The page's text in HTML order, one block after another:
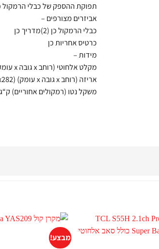
תפוקת ההספק של כבלי הרמקול
אביזרים מצורפים –
כבלי הרמקול כן (2)מדריך כן
כרטיס אחריות כן
מידות –
מקלט אלחוטי (רוחב x גובה x עומק) (100x140x100) מ“מרמקולים (רוחב x גובה x עומק) (175x220x60) מ“מ
אריזה (רוחב x גובה x עומק) (226x272x282) מ“ממשקל נטו (מקלט אלחוטי) ק“ג 1
משקל נטו (רמקולים אחוריים) ק“ג 1.9משקל ברוטו (אריזה) ק“ג 3.4
מבצע!